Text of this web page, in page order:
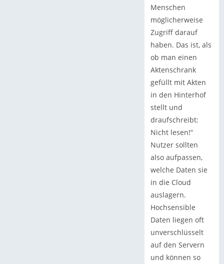
Menschen
möglicherweise
Zugriff darauf
haben. Das ist, als
ob man einen
Aktenschrank
gefüllt mit Akten
in den Hinterhof
stellt und
draufschreibt:
Nicht lesen!“
Nutzer sollten
also aufpassen,
welche Daten sie
in die Cloud
auslagern.
Hochsensible
Daten liegen oft
unverschlüsselt
auf den Servern
und können so